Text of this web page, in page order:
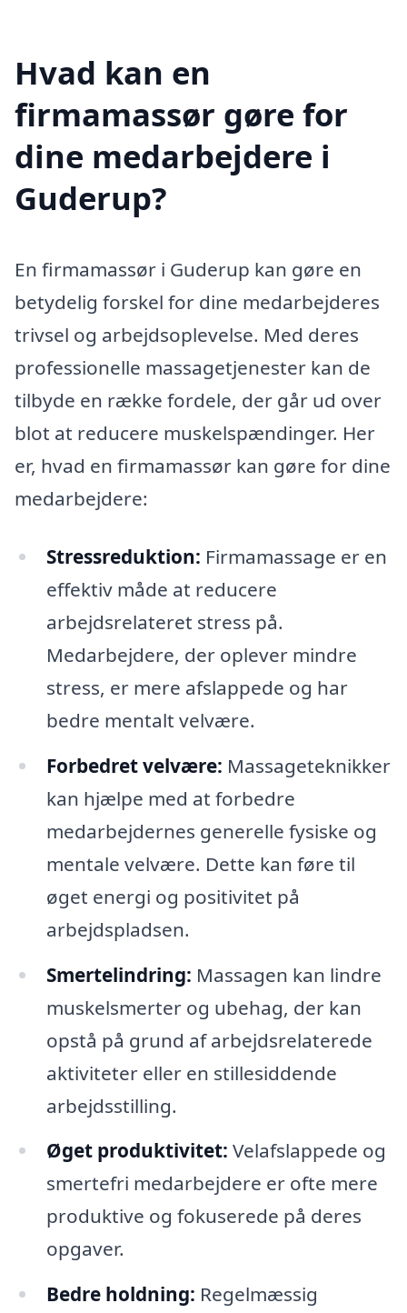
Hvad kan en
firmamassør gøre for
dine medarbejdere i
Guderup?
En firmamassør i Guderup kan gøre en
betydelig forskel for dine medarbejderes
trivsel og arbejdsoplevelse. Med deres
professionelle massagetjenester kan de
tilbyde en række fordele, der går ud over
blot at reducere muskelspændinger. Her
er, hvad en firmamassør kan gøre for dine
medarbejdere:
Stressreduktion: Firmamassage er en
effektiv måde at reducere
arbejdsrelateret stress på.
Medarbejdere, der oplever mindre
stress, er mere afslappede og har
bedre mentalt velvære.
Forbedret velvære: Massageteknikker
kan hjælpe med at forbedre
medarbejdernes generelle fysiske og
mentale velvære. Dette kan føre til
øget energi og positivitet på
arbejdspladsen.
Smertelindring: Massagen kan lindre
muskelsmerter og ubehag, der kan
opstå på grund af arbejdsrelaterede
aktiviteter eller en stillesiddende
arbejdsstilling.
Øget produktivitet: Velafslappede og
smertefri medarbejdere er ofte mere
produktive og fokuserede på deres
opgaver.
Bedre holdning: Regelmæssig